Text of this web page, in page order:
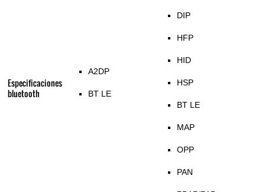
Especificaciones
bluetooth
A2DP
BT LE
DIP
HFP
HID
HSP
BT LE
MAP
OPP
PAN